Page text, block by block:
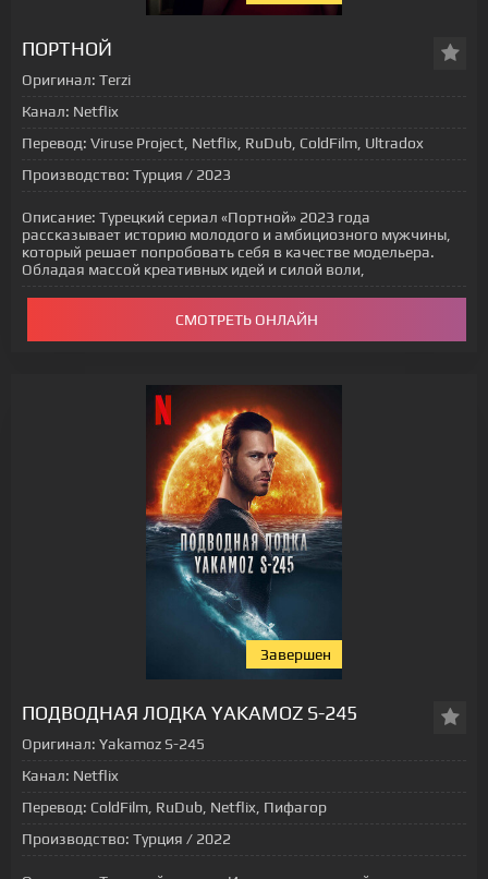
ПОРТНОЙ
Оригинал: Terzi
Канал: Netflix
Перевод: Viruse Project, Netflix, RuDub, ColdFilm, Ultradox
Производство: Турция / 2023
Описание: Турецкий сериал «Портной» 2023 года
рассказывает историю молодого и амбициозного мужчины,
который решает попробовать себя в качестве модельера.
Обладая массой креативных идей и силой воли,
СМОТРЕТЬ ОНЛАЙН
Завершен
ПОДВОДНАЯ ЛОДКА YAKAMOZ S-245
Оригинал: Yakamoz S-245
Канал: Netflix
Перевод: ColdFilm, RuDub, Netflix, Пифагор
Производство: Турция / 2022